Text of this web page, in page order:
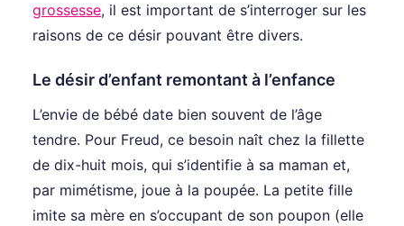
grossesse, il est important de s’interroger sur les
raisons de ce désir pouvant être divers.
Le désir d’enfant remontant à l’enfance
L’envie de bébé date bien souvent de l’âge
tendre. Pour Freud, ce besoin naît chez la fillette
de dix-huit mois, qui s’identifie à sa maman et,
par mimétisme, joue à la poupée. La petite fille
imite sa mère en s’occupant de son poupon (elle